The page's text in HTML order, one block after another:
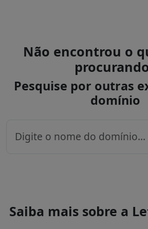
Não encontrou o
Pesquise por outras
domínio